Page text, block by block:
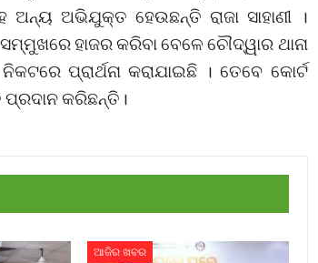
ଅନ୍ୟ ଅଭିଯୁକ୍ତ ହେଉଛନ୍ତି ରାଜା ସାହାଣୀ ।
ହାଜର କରିବା ବେଳେ ଚୌଦ୍ୱାର ଥାନା
ପ୍ରାର୍ଥନା କରାଯାଇଛି । ତେବେ କୋର୍ଟ
କରିଛନ୍ତି।
ଆଜିର ଖବର